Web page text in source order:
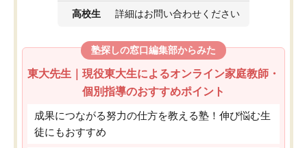
高校生 詳細はお問い合わせください
塾探しの窓口編集部からみた
東大先生｜現役東大生によるオンライン家庭教師・
個別指導のおすすめポイント
成果につながる努力の仕方を教える塾！伸び悩む生
徒にもおすすめ